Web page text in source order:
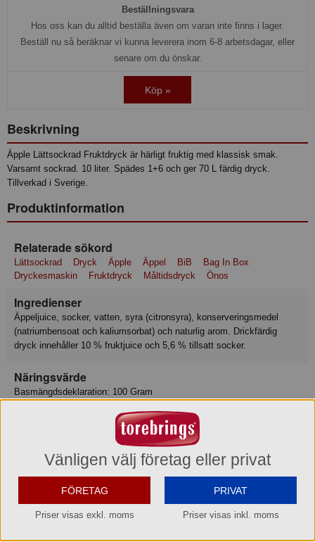
Beställningsvara
Hos oss kan du alltid beställa även om varan inte finns i lager.
Beställ nu så beräknar vi kunna leverera inom 6-8 arbetsdagar, eller
senare om du önskar.
Köp »
Beskrivning
Äpple Lättsockrad Fruktdryck är härligt fruktig med klassisk smak.
Varsamt sockrad. 10 liter. Spädes 1+6 och ger 70 L färdig dryck.
Tillverkad i Sverige.
Produktinformation
Relaterade sökord
Lättsockrad Dryck Äpple Äppel BiB
Bag In Box
Dryckesmaskin
Fruktdryck Måltidsdryck Önos
Ingredienser
Äppeljuice, socker, vatten, syra (citronsyra), konserveringsmedel
(natriumbensoat och kaliumsorbat) och naturlig arom. Drickfärdig
dryck innehåller 10 % fruktjuice och 5,6 % tillsatt socker.
Näringsvärde
Basmängdsdeklaration: 100 Gram
- Varav mättat fett 0 g
Kolhydrat 7 g
- Varav sockerarter 6.8 g
Protein 0 g
Vänligen välj företag eller privat
FÖRETAG
Priser visas exkl. moms
PRIVAT
Priser visas inkl. moms